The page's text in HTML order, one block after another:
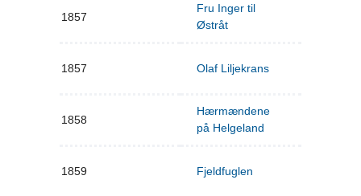
1857
Fru Inger til
Østråt
1857 Olaf Liljekrans
1858
Hærmændene
på Helgeland
1859 Fjeldfuglen